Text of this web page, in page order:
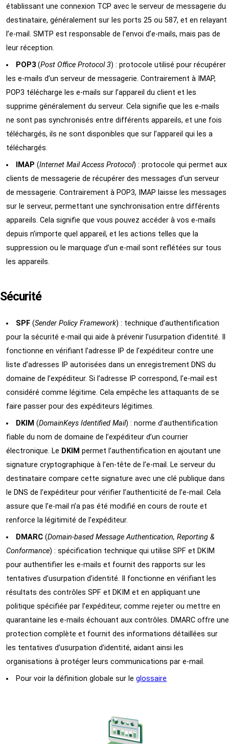
établissant une connexion TCP avec le serveur de messagerie du
destinataire, généralement sur les ports 25 ou 587, et en relayant
l’e-mail. SMTP est responsable de l’envoi d’e-mails, mais pas de
leur réception.
POP3 (Post Office Protocol 3) : protocole utilisé pour récupérer
les e-mails d’un serveur de messagerie. Contrairement à IMAP,
POP3 télécharge les e-mails sur l’appareil du client et les
supprime généralement du serveur. Cela signifie que les e-mails
ne sont pas synchronisés entre différents appareils, et une fois
téléchargés, ils ne sont disponibles que sur l’appareil qui les a
téléchargés.
IMAP (Internet Mail Access Protocol) : protocole qui permet aux
clients de messagerie de récupérer des messages d’un serveur
de messagerie. Contrairement à POP3, IMAP laisse les messages
sur le serveur, permettant une synchronisation entre différents
appareils. Cela signifie que vous pouvez accéder à vos e-mails
depuis n’importe quel appareil, et les actions telles que la
suppression ou le marquage d’un e-mail sont reflétées sur tous
les appareils.
Sécurité
SPF (Sender Policy Framework) : technique d’authentification
pour la sécurité e-mail qui aide à prévenir l’usurpation d’identité. Il
fonctionne en vérifiant l’adresse IP de l’expéditeur contre une
liste d’adresses IP autorisées dans un enregistrement DNS du
domaine de l’expéditeur. Si l’adresse IP correspond, l’e-mail est
considéré comme légitime. Cela empêche les attaquants de se
faire passer pour des expéditeurs légitimes.
DKIM (DomainKeys Identified Mail) : norme d’authentification
fiable du nom de domaine de l’expéditeur d’un courrier
électronique. Le DKIM permet l’authentification en ajoutant une
signature cryptographique à l’en-tête de l’e-mail. Le serveur du
destinataire compare cette signature avec une clé publique dans
le DNS de l’expéditeur pour vérifier l’authenticité de l’e-mail. Cela
assure que l’e-mail n’a pas été modifié en cours de route et
renforce la légitimité de l’expéditeur.
DMARC (Domain-based Message Authentication, Reporting &
Conformance) : spécification technique qui utilise SPF et DKIM
pour authentifier les e-mails et fournit des rapports sur les
tentatives d’usurpation d’identité. Il fonctionne en vérifiant les
résultats des contrôles SPF et DKIM et en appliquant une
politique spécifiée par l’expéditeur, comme rejeter ou mettre en
quarantaine les e-mails échouant aux contrôles. DMARC offre une
protection complète et fournit des informations détaillées sur
les tentatives d’usurpation d’identité, aidant ainsi les
organisations à protéger leurs communications par e-mail.
Pour voir la définition globale sur leglossaire